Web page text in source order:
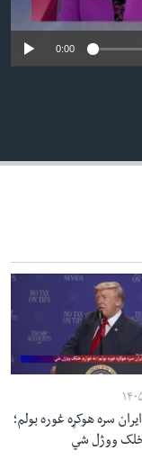
0:00
سره هوکړه غوره بولم؛
خلک ووژل شي